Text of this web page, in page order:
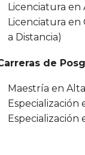
Licenciatura en
Licenciatura en
a Distancia)
de
Maestría en
Especialización
Especialización